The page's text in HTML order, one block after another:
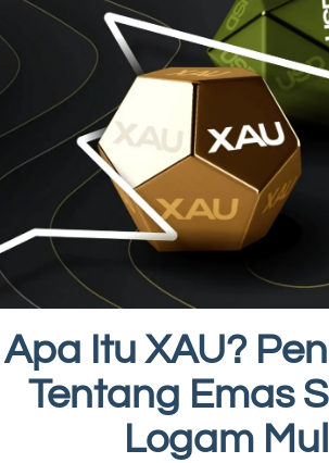
Apa Itu XAU?
Tentang Emas
Logam